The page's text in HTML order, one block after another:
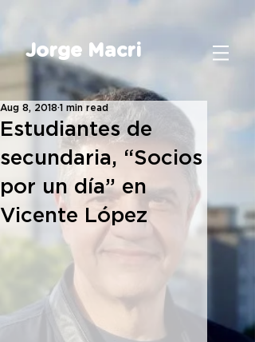
Jorge Macri
Estudiantes de
secundaria, “Socios
por un día” en
Vicente López
Aug 8, 2018 1 min read